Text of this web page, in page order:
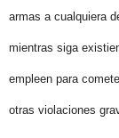
armas a cualquiera
mientras siga
empleen para
otras violaciones